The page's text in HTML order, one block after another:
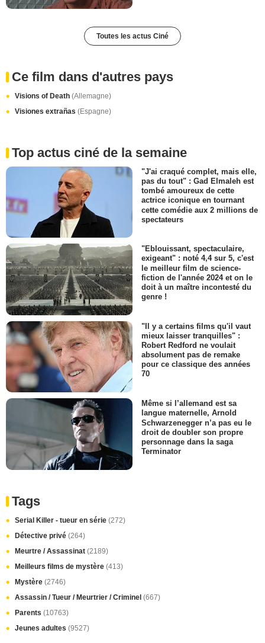
Toutes les actus Ciné
Ce film dans d'autres pays
Visions of Death (Allemagne)
Visiones extrañas (Espagne)
Top actus ciné de la semaine
"J'ai craqué complet, mais elle,
pas du tout" : Gad Elmaleh est
tombé amoureux de cette
actrice iconique en tournant
cette comédie aux 2 millions de
spectateurs
"Eblouissant, spectaculaire,
exigeant" : noté 4,4 sur 5, c'est
le meilleur film de science-
fiction de l'année 2024 et on le
doit à un maître incontesté du
genre !
"Il y a certains films qu'il vaut
mieux laisser tranquilles" :
Robert Redford ne voulait
absolument pas de remake
pour ce classique des années
70
Même si l’allemand est sa
langue maternelle, Arnold
Schwarzenegger n’a pas eu le
droit de doubler son propre
personnage dans la saga
Terminator
Tags
Serial Killer - tueur en série (272)
Détective privé (264)
Meurtre / Assassinat (2189)
Meilleurs films de mystère (413)
Mystère (2746)
Assassin / Tueur / Meurtrier / Criminel (667)
Parents (10763)
Jeunes adultes (9527)